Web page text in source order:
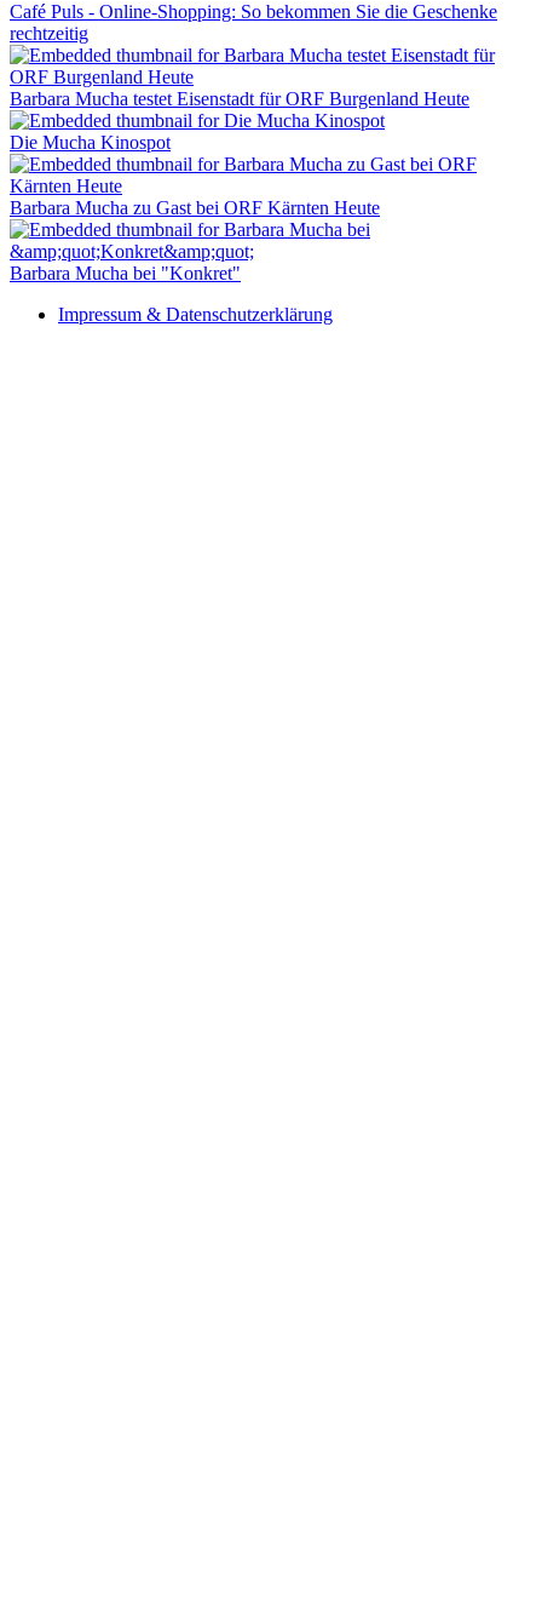
Café Puls - Online-Shopping: So bekommen Sie die Geschenke
rechtzeitig
Barbara Mucha testet Eisenstadt für ORF Burgenland Heute
Die Mucha Kinospot
Barbara Mucha zu Gast bei ORF Kärnten Heute
Barbara Mucha bei "Konkret"
Impressum & Datenschutzerklärung